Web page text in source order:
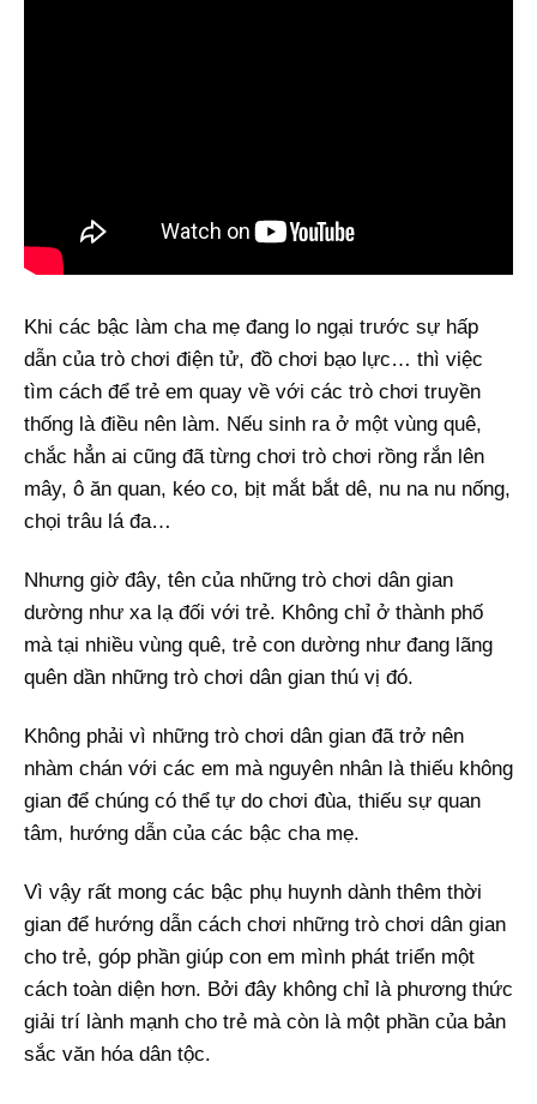
Khi các bậc làm cha mẹ đang lo ngại trước sự hấp
dẫn của trò chơi điện tử, đồ chơi bạo lực… thì việc
tìm cách để trẻ em quay về với các trò chơi truyền
thống là điều nên làm. Nếu sinh ra ở một vùng quê,
chắc hẳn ai cũng đã từng chơi trò chơi rồng rắn lên
mây, ô ăn quan, kéo co, bịt mắt bắt dê, nu na nu nống,
chọi trâu lá đa…
Nhưng giờ đây, tên của những trò chơi dân gian
dường như xa lạ đối với trẻ. Không chỉ ở thành phố
mà tại nhiều vùng quê, trẻ con dường như đang lãng
quên dần những trò chơi dân gian thú vị đó.
Không phải vì những trò chơi dân gian đã trở nên
nhàm chán với các em mà nguyên nhân là thiếu không
gian để chúng có thể tự do chơi đùa, thiếu sự quan
tâm, hướng dẫn của các bậc cha mẹ.
Vì vậy rất mong các bậc phụ huynh dành thêm thời
gian để hướng dẫn cách chơi những trò chơi dân gian
cho trẻ, góp phần giúp con em mình phát triển một
cách toàn diện hơn. Bởi đây không chỉ là phương thức
giải trí lành mạnh cho trẻ mà còn là một phần của bản
sắc văn hóa dân tộc.